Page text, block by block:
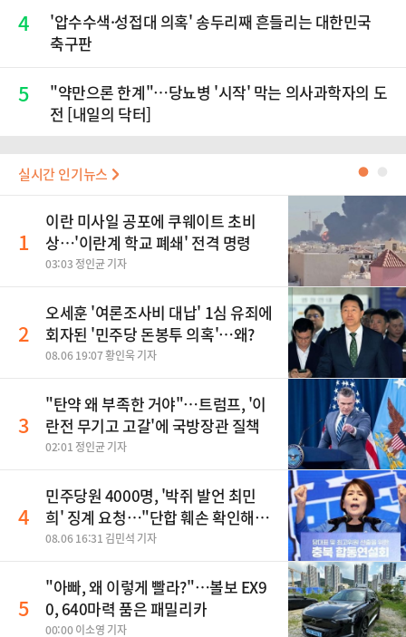
4
'압수수색·성접대 의혹' 송두리째 흔들리는 대한민국
축구판
5
"약만으론 한계"…당뇨병 '시작' 막는 의사과학자의 도
전 [내일의 닥터]
실시간 인기뉴스 ●
1
이란 미사일 공포에 쿠웨이트 초비
상…'이란계 학교 폐쇄' 전격 명령
03:03 정인균 기자
2
오세훈 '여론조사비 대납' 1심 유죄에
회자된 '민주당 돈봉투 의혹'…왜?
08.06 19:07 황인욱 기자
3
"탄약 왜 부족한 거야"…트럼프, '이
란전 무기고 고갈'에 국방장관 질책
02:01 정인균 기자
4
민주당원 4000명, '박쥐 발언 최민
희' 징계 요청…"단합 훼손 확인해
야"
08.06 16:31 김민석 기자
5
"아빠, 왜 이렇게 빨라?"…볼보 EX9
0, 640마력 품은 패밀리카
00:00 이소영 기자